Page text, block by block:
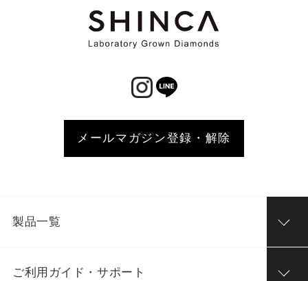
メールマガジン登録・解除
製品一覧
ご利用ガイド・サポート